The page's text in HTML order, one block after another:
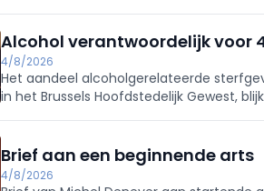
Alcohol verantwoordelijk voor
4/8/2026
Het aandeel alcoholgerelateerde
in het Brussels Hoofdstedelijk Gewest,
Brief aan een beginnende arts
4/8/2026